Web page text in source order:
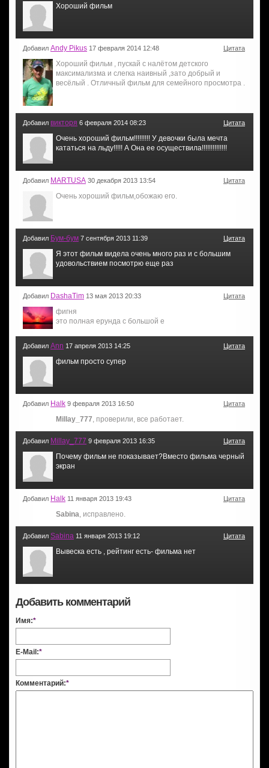
Хороший фильм
Добавил Andy Pikus 17 февраля 2014 12:48 Цитата
Хороший фильм , пускай с налётом детского
максимализма и слегка наивный ,зато добрый и
весёлый . Отличный фильм для семейного просмотра .
Добавил викторя 6 февраля 2014 08:23 Цитата
Очень хороший фильм!!!!!!!!! У девочки была мечта
кататься на льду!!!!! А Она ее осуществила!!!!!!!!!!!!!!
Добавил MARTUSA 30 декабря 2013 13:54 Цитата
Очень хороший фильм,обожаю его.
Добавил Бум-бум 7 сентября 2013 11:39 Цитата
Я этот фильм видела очень много раз и с большим
удовольствием посмотрю еще раз
Добавил DashaTim 13 мая 2013 20:33 Цитата
фигня
это полная ерунда с большой е
Добавил Ann 17 апреля 2013 14:25 Цитата
фильм просто супер
Добавил Halk 9 февраля 2013 16:50 Цитата
Millay_777 , проверили, все работает.
Добавил Millay_777 9 февраля 2013 16:35 Цитата
Почему фильм не показывает?Вместо фильма черный
экран
Добавил Halk 11 января 2013 19:43 Цитата
Sabina , исправлено.
Добавил Sabina 11 января 2013 19:12 Цитата
Вывеска есть , рейтинг есть- фильма нет
Добавить комментарий
Имя:*
E-Mail:*
Комментарий:*